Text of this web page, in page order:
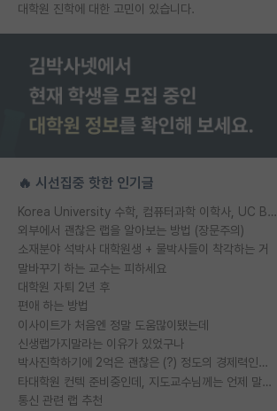
대학원 진학에 대한 고민이 있습니다.
🔥 시선집중 핫한 인기글
Korea University 수학, 컴퓨터과학 이학사, UC Berkeley 산업공학 대학원 공학박사가 되는 것은 쉽지 않겠죠?
외부에서 괜찮은 랩을 알아보는 방법 (장문주의)
소재분야 석박사 대학원생 + 물박사들이 착각하는 거
말바꾸기 하는 교수는 피하세요
대학원 자퇴 2년 후
편애 하는 방법
이사이트가 처음엔 정말 도움많이됐는데
신생랩가지말라는 이유가 있었구나
박사진학하기에 2억은 괜찮은 (?) 정도의 경제력인가요
타대학원 컨텍 준비중인데, 지도교수님께는 언제 말씀드려야 할까요?
통신 관련 랩 추천